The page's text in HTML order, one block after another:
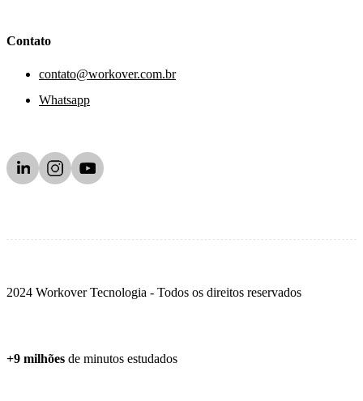
Contato
contato@workover.com.br
Whatsapp
2024 Workover Tecnologia - Todos os direitos reservados
+9 milhões de minutos estudados